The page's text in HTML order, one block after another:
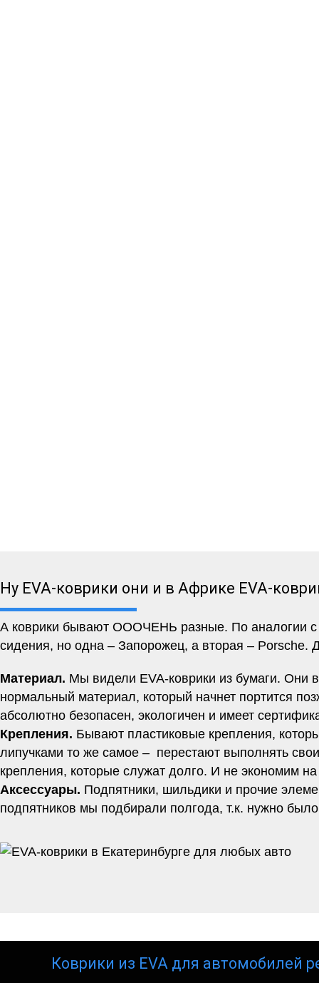
Ну EVA-коврики они и в Африке EVA-
А коврики бывают ОООЧЕНЬ разные. По аналогии с
сидения, но одна – Запорожец, а вторая – Porsche.
Материал. Мы видели EVA-коврики из бумаги. Они
нормальный материал, который начнет портится
абсолютно безопасен, экологичен и имеет
Крепления. Бывают пластиковые крепления,
липучками то же самое – перестают выполнять
крепления, которые служат долго. И не экономим на
Аксессуары. Подпятники, шильдики и прочие
подпятников мы подбирали полгода, т.к. нужно
Коврики из EVA для автомобилей